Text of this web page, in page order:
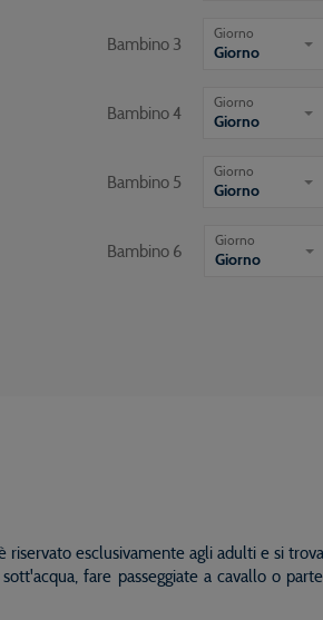
Bambino 3
Giorno
Giorno
Bambino 4
Giorno
Giorno
Bambino 5
Giorno
Giorno
Bambino 6
Giorno
Giorno
riservato esclusivamente agli adulti e si
fare passeggiate a cavallo o